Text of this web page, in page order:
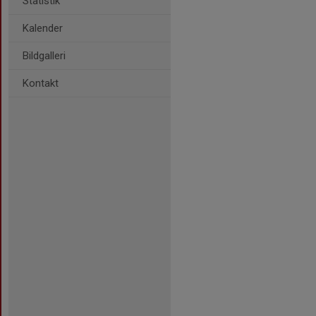
Kalender
Bildgalleri
Kontakt